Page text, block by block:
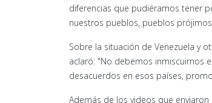
diferencias que pudiéramos tener
nuestros pueblos, pueblos
Sobre la situación de Venezuela y
aclaró: "No debemos inmiscuirnos
desacuerdos en esos países,
Además de los videos que